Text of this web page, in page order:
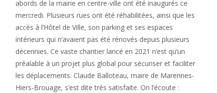
abords de la mairie en centre-ville ont été inaugurés ce
mercredi. Plusieurs rues ont été réhabilitées, ainsi que les
accès à l’Hôtel de Ville, son parking et ses espaces
intérieurs qui n’avaient pas été rénovés depuis plusieurs
décennies. Ce vaste chantier lancé en 2021 n’est qu’un
préalable à un projet plus global pour sécuriser et faciliter
les déplacements. Claude Balloteau, maire de Marennes-
Hiers-Brouage, s’est dite très satisfaite. On l’écoute :